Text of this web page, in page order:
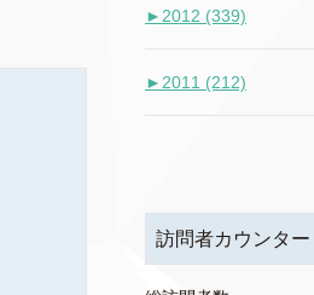
► 2012 (339)
► 2011 (212)
訪問者カウンター